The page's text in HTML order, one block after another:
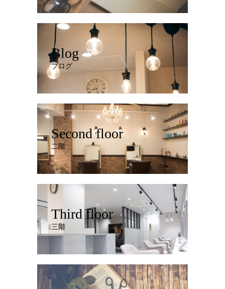
Blog
ブログ
Second floor
二階
Third floor
三階